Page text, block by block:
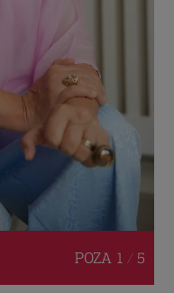
POZA 1 / 5